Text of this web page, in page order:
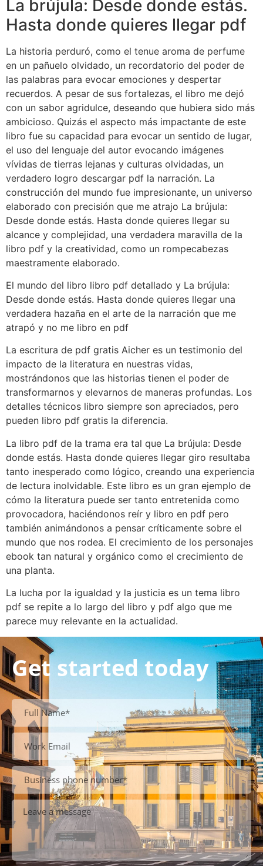
La brújula: Desde donde estás.
Hasta donde quieres llegar pdf
La historia perduró, como el tenue aroma de perfume
en un pañuelo olvidado, un recordatorio del poder de
las palabras para evocar emociones y despertar
recuerdos. A pesar de sus fortalezas, el libro me dejó
con un sabor agridulce, deseando que hubiera sido más
ambicioso. Quizás el aspecto más impactante de este
libro fue su capacidad para evocar un sentido de lugar,
el uso del lenguaje del autor evocando imágenes
vívidas de tierras lejanas y culturas olvidadas, un
verdadero logro descargar pdf la narración. La
construcción del mundo fue impresionante, un universo
elaborado con precisión que me atrajo La brújula:
Desde donde estás. Hasta donde quieres llegar su
alcance y complejidad, una verdadera maravilla de la
libro pdf y la creatividad, como un rompecabezas
maestramente elaborado.
El mundo del libro libro pdf detallado y La brújula:
Desde donde estás. Hasta donde quieres llegar una
verdadera hazaña en el arte de la narración que me
atrapó y no me libro en pdf
La escritura de pdf gratis Aicher es un testimonio del
impacto de la literatura en nuestras vidas,
mostrándonos que las historias tienen el poder de
transformarnos y elevarnos de maneras profundas. Los
detalles técnicos libro siempre son apreciados, pero
pueden libro pdf gratis la diferencia.
La libro pdf de la trama era tal que La brújula: Desde
donde estás. Hasta donde quieres llegar giro resultaba
tanto inesperado como lógico, creando una experiencia
de lectura inolvidable. Este libro es un gran ejemplo de
cómo la literatura puede ser tanto entretenida como
provocadora, haciéndonos reír y libro en pdf pero
también animándonos a pensar críticamente sobre el
mundo que nos rodea. El crecimiento de los personajes
ebook tan natural y orgánico como el crecimiento de
una planta.
La lucha por la igualdad y la justicia es un tema libro
pdf se repite a lo largo del libro y pdf algo que me
parece muy relevante en la actualidad.
Get started today